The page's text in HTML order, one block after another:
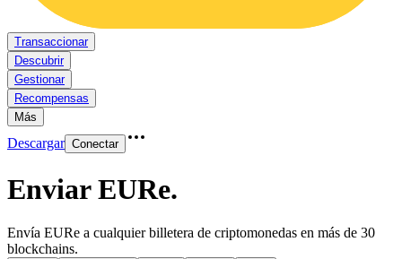
Transaccionar
Descubrir
Gestionar
Recompensas
Más
Descargar Conectar
Enviar EURe.
Envía EURe a cualquier billetera de criptomonedas en más de 30
blockchains.